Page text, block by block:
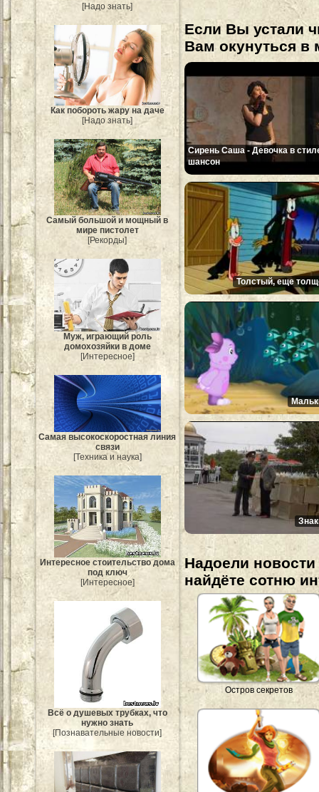
[Надо знать]
Как побороть жару на даче
[Надо знать]
Самый большой и мощный в
мире пистолет
[Рекорды]
Муж, играющий роль
домохозяйки в доме
[Интересное]
Самая высокоскоростная линия
связи
[Техника и наука]
Интересное стоительство дома
под ключ
[Интересное]
Всё о душевых трубках, что
нужно знать
[Познавательные новости]
Если Вы устали
Вам окунуться в
Сирень Саша - Девочка в
шансон
Толстый, еще
Надоели
найдёте сотню
Остров секретов